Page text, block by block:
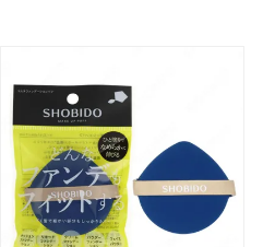
薄付きファンデ 小鼻 毛穴カバー
ファンデーション） 粧美堂
SHOBIDO shobido